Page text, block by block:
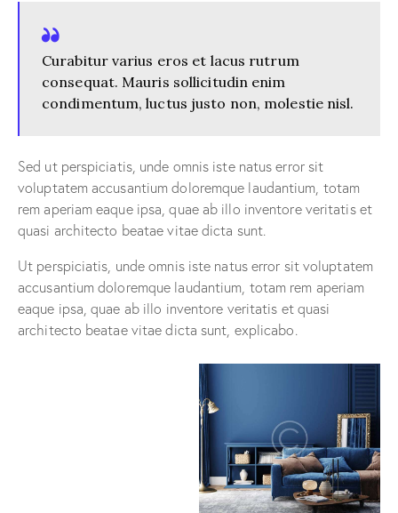
Curabitur varius eros et lacus rutrum
consequat. Mauris sollicitudin enim
condimentum, luctus justo non, molestie nisl.
Sed ut perspiciatis, unde omnis iste natus error sit
voluptatem accusantium doloremque laudantium, totam
rem aperiam eaque ipsa, quae ab illo inventore veritatis et
quasi architecto beatae vitae dicta sunt.
Ut perspiciatis, unde omnis iste natus error sit voluptatem
accusantium doloremque laudantium, totam rem aperiam
eaque ipsa, quae ab illo inventore veritatis et quasi
architecto beatae vitae dicta sunt, explicabo.